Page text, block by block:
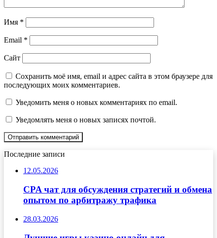
Имя *
Email *
Сайт
Сохранить моё имя, email и адрес сайта в этом браузере для
последующих моих комментариев.
Уведомить меня о новых комментариях по email.
Уведомлять меня о новых записях почтой.
Последние записи
12.05.2026
CPA чат для обсуждения стратегий и обмена
опытом по арбитражу трафика
28.03.2026